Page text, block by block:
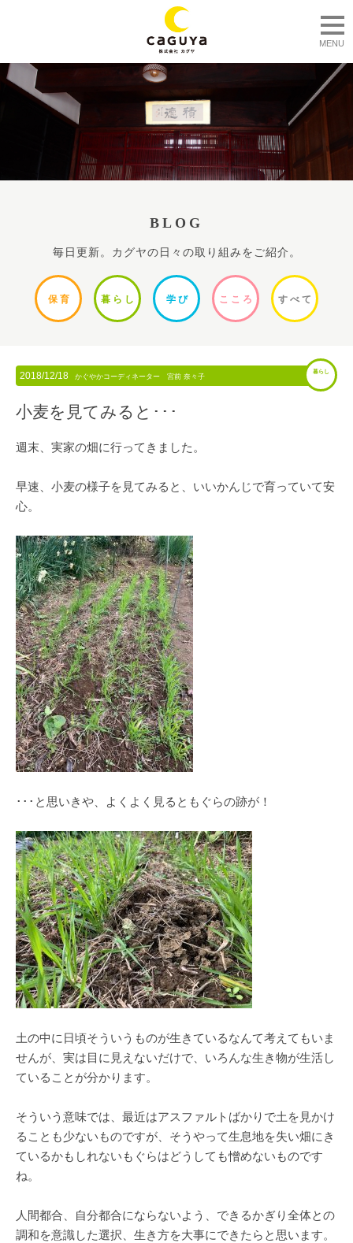
MENU
BLOG
毎日更新。カグヤの日々の取り組みをご紹介。
保 育 暮ら し 学 び ここ ろ すべて
2018/12/18 かぐやかコーディネーター 宮前 奈々子
暮らし
小麦を見てみると･･･
週末、実家の畑に行ってきました。
早速、小麦の様子を見てみると、いいかんじで育っていて安
心。
･･･と思いきや、よくよく見るともぐらの跡が！
土の中に日頃そういうものが生きているなんて考えてもいま
せんが、実は目に見えないだけで、いろんな生き物が生活し
ていることが分かります。
そういう意味では、最近はアスファルトばかりで土を見かけ
ることも少ないものですが、そうやって生息地を失い畑にき
ているかもしれないもぐらはどうしても憎めないものです
ね。
人間都合、自分都合にならないよう、できるかぎり全体との
調和を意識した選択、生き方を大事にできたらと思います。